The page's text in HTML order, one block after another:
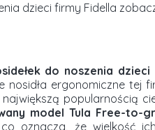
dzieci firmy Fidella
do noszenia dzieci
nosidła ergonomiczne tej
popularnością
model Tula Free-to-
oznacza, że wielkość